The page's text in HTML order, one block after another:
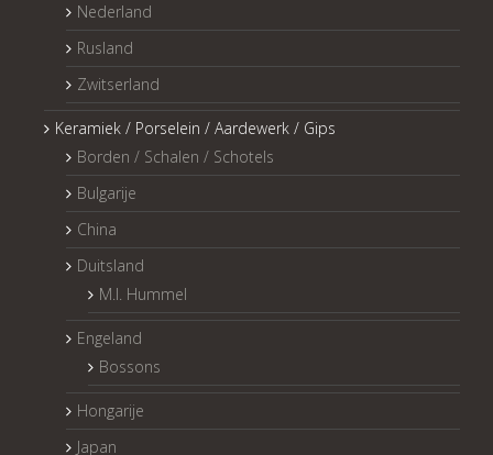
Nederland
Rusland
Zwitserland
Keramiek / Porselein / Aardewerk / Gips
Borden / Schalen / Schotels
Bulgarije
China
Duitsland
M.I. Hummel
Engeland
Bossons
Hongarije
Japan